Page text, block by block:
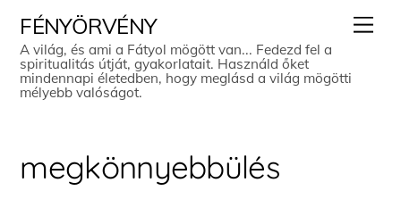
content
FÉNYÖRVÉNY
A világ, és ami a Fátyol mögött van... Fedezd fel a
spiritualitás útját, gyakorlatait. Használd őket
mindennapi életedben, hogy meglásd a világ mögötti
mélyebb valóságot.
megkönnyebbülés